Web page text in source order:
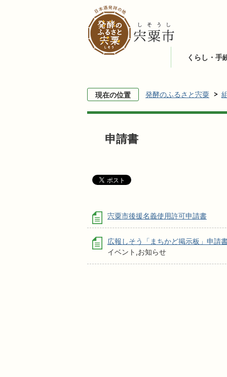
くらし・手
現在の位置 発酵のふるさと宍粟
申請書
宍粟市後援名義使用許可申請書
広報しそう「まちかど掲示板」申請
イベント,お知らせ